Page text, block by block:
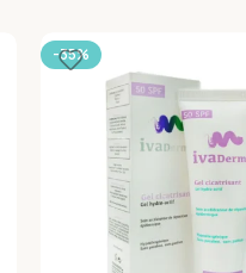
-35%